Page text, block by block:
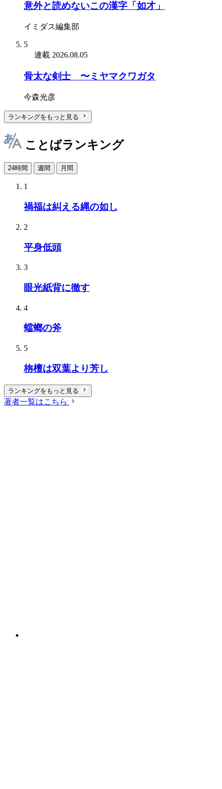
意外と読めないこの漢字「如才」
イミダス編集部
5
連載 2026.08.05
骨太な剣士 〜ミヤマクワガタ
今森光彦
ランキングをもっと見る
ことばランキング
24時間 週間 月間
1
禍福は糾える縄の如し
2
平身低頭
3
眼光紙背に徹す
4
蟷螂の斧
5
栴檀は双葉より芳し
ランキングをもっと見る
著者一覧はこちら